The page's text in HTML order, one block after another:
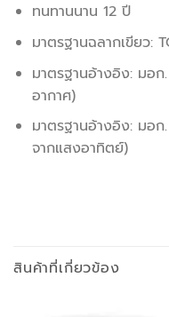
ทนทานนาน 12 ปี
มาตรฐานฉลากเขียว:
มาตรฐานอ้างอิง: มอ
อากาศ)
มาตรฐานอ้างอิง: มอ
จากแสงอาทิตย์)
สินค้าที่เกี่ยวข้อง